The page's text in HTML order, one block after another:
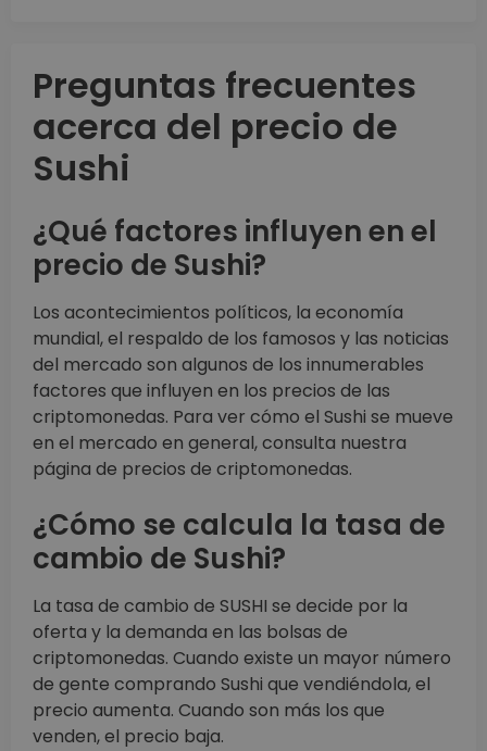
Preguntas frecuentes
acerca del precio de
Sushi
¿Qué factores influyen en el
precio de Sushi?
Los acontecimientos políticos, la economía
mundial, el respaldo de los famosos y las noticias
del mercado son algunos de los innumerables
factores que influyen en los precios de las
criptomonedas. Para ver cómo el Sushi se mueve
en el mercado en general, consulta nuestra
página de precios de criptomonedas.
¿Cómo se calcula la tasa de
cambio de Sushi?
La tasa de cambio de SUSHI se decide por la
oferta y la demanda en las bolsas de
criptomonedas. Cuando existe un mayor número
de gente comprando Sushi que vendiéndola, el
precio aumenta. Cuando son más los que
venden, el precio baja.